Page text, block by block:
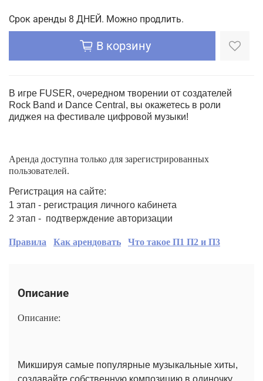
Срок аренды 8 ДНЕЙ. Можно продлить.
В корзину
В игре FUSER, очередном творении от создателей
Rock Band и Dance Central, вы окажетесь в роли
диджея на фестивале цифровой музыки!
Аренда доступна только для зарегистрированных
пользователей.
Регистрация на сайте:
1 этап - регистрация личного кабинета
2 этап - подтверждение авторизации
Правила Как арендовать Что такое П1 П2 и П3
Описание
Описание:
Микшируя самые популярные музыкальные хиты,
создавайте собственную композицию в одиночку